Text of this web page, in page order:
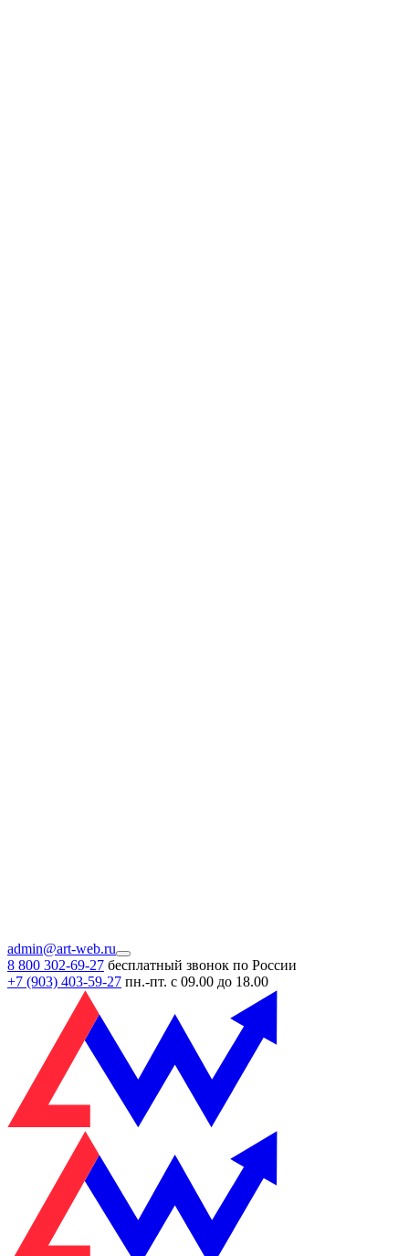
admin@art-web.ru
8 800 302-69-27 бесплатный звонок по России
+7 (903) 403-59-27 пн.-пт. с 09.00 до 18.00